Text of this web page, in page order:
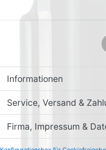
Informationen
Service, Versand &
Firma, Impressum &